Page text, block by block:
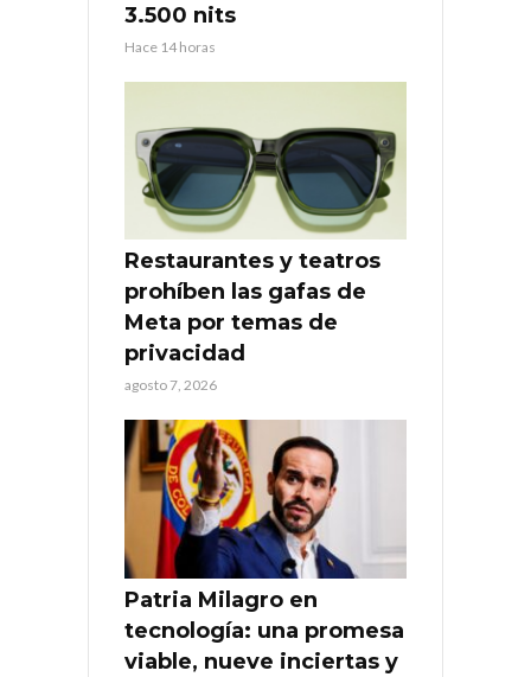
3.500 nits
Hace 14 horas
Restaurantes y teatros
prohíben las gafas de
Meta por temas de
privacidad
agosto 7, 2026
Patria Milagro en
tecnología: una promesa
viable, nueve inciertas y